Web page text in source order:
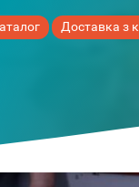
Доставка з